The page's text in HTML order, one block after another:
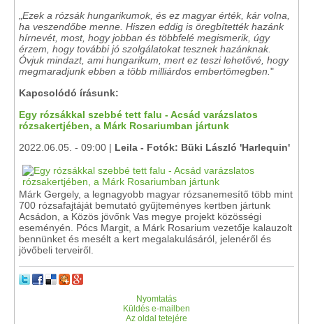
Ezek a rózsák hungarikumok, és ez magyar érték, kár volna,
ha veszendőbe menne. Hiszen eddig is öregbítették hazánk
hírnevét, most, hogy jobban és többfelé megismerik, úgy
érzem, hogy további jó szolgálatokat tesznek hazánknak.
Óvjuk mindazt, ami hungarikum, mert ez teszi lehetővé, hogy
megmaradjunk ebben a több milliárdos embertömegben. "
Kapcsolódó írásunk:
Egy rózsákkal szebbé tett falu - Acsád varázslatos
rózsakertjében, a Márk Rosariumban jártunk
2022.06.05. - 09:00 | Leila - Fotók: Büki László 'Harlequin'
Márk Gergely, a legnagyobb magyar rózsanemesítő több mint
700 rózsafajtáját bemutató gyűjteményes kertben jártunk
Acsádon, a Közös jövőnk Vas megye projekt közösségi
eseményén. Pócs Margit, a Márk Rosarium vezetője kalauzolt
bennünket és mesélt a kert megalakulásáról, jelenéről és
jövőbeli terveiről.
Nyomtatás
Küldés e-mailben
Az oldal tetejére